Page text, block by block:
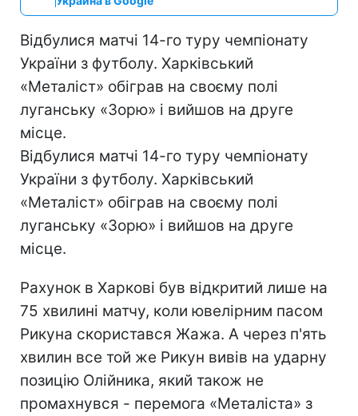
Відбулися матчі 14-го туру чемпіонату
України з футболу. Харківський
«Металіст» обіграв на своєму полі
луганську «Зорю» і вийшов на друге
місце.
Відбулися матчі 14-го туру чемпіонату
України з футболу. Харківський
«Металіст» обіграв на своєму полі
луганську «Зорю» і вийшов на друге
місце.
Рахунок в Харкові був відкритий лише на
75 хвилині матчу, коли ювелірним пасом
Рикуна скористався Жажа. А через п'ять
хвилин все той же Рикун вивів на ударну
позицію Олійника, який також не
промахнувся - перемога «Металіста» з